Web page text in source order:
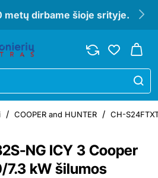
metų dirbame šioje srityje.
NG ICY 3 Cooper
7.3 kW šilumos
COOPER and HUNTER CH-